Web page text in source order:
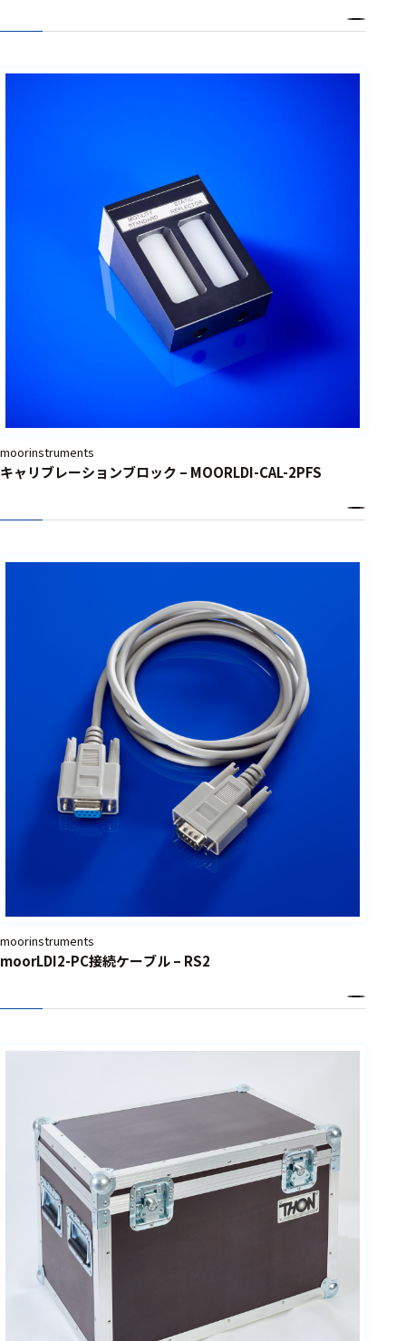
moorinstruments
キャリブレーションブロック – MOORLDI-CAL-2PFS
moorinstruments
moorLDI2-PC接続ケーブル – RS2